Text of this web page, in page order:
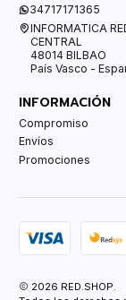
34717171365
INFORMATICA
CENTRAL
48014 BILBAO
País Vasco -
INFORMACIÓN
Compromiso
Envíos
Promociones
2026 RED.SHOP.